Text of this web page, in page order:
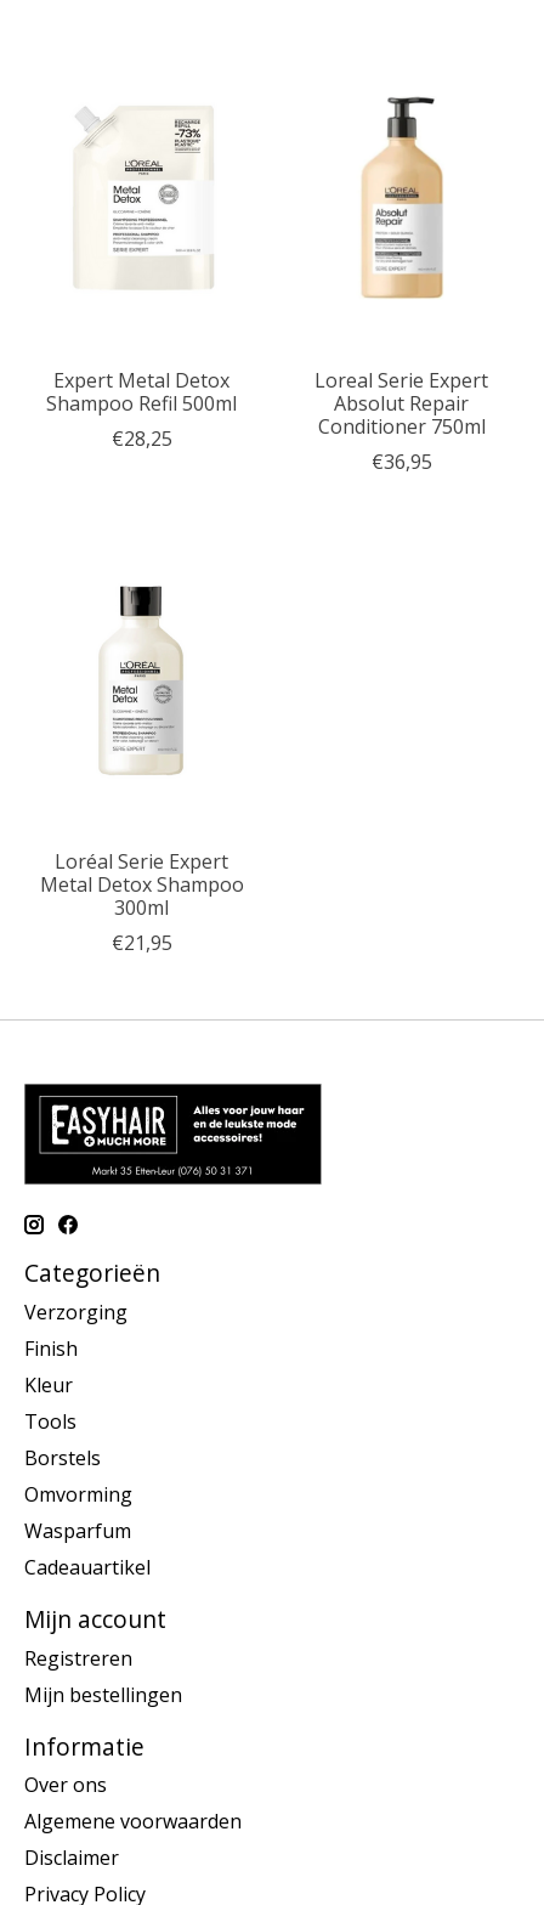
Expert Metal Detox
Shampoo Refil 500ml
€28,25
Loreal Serie Expert
Absolut Repair
Conditioner 750ml
€36,95
Loréal Serie Expert
Metal Detox Shampoo
300ml
€21,95
Categorieën
Verzorging
Finish
Kleur
Tools
Borstels
Omvorming
Wasparfum
Cadeauartikel
Mijn account
Registreren
Mijn bestellingen
Informatie
Over ons
Algemene voorwaarden
Disclaimer
Privacy Policy